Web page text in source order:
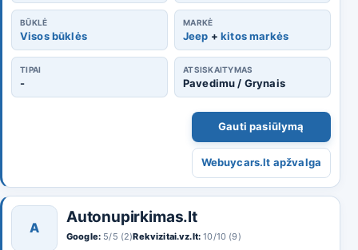
BŪKLĖ
Visos būklės
MARKĖ
Jeep +kitos markės
TIPAI
-
ATSISKAITYMAS
Pavedimu / Grynais
Gauti pasiūlymą
Webuycars.lt apžvalga
A
Autonupirkimas.lt
Google: 5/5 (2)Rekvizitai.vz.lt: 10/10 (9)